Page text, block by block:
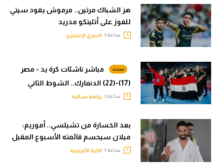
هز الشباك مرتين.. مرموش يقود سيتي
للفوز على أتليتكو مدريد
ساعة | الدوري الإنجليزي
مباشر ناشئات كرة يد - مصر
(17)-(22) الدنمارك.. الشوط الثاني
ساعة | رياضة نسائية
بعد الخسارة من تشيلسي.. أموريم:
ميلان سيحسم قائمته الأسبوع المقبل
ساعة | الكرة الأوروبية